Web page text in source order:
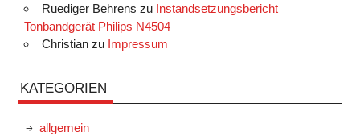
Ruediger Behrens zu Instandsetzungsbericht
Tonbandgerät Philips N4504
Christianzu Impressum
KATEGORIEN
allgemein